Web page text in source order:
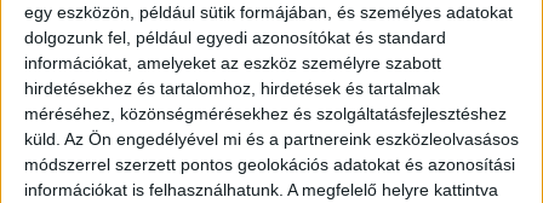
egy eszközön, például sütik formájában, és személyes adatokat
dolgozunk fel, például egyedi azonosítókat és standard
információkat, amelyeket az eszköz személyre szabott
hirdetésekhez és tartalomhoz, hirdetések és tartalmak
méréséhez, közönségmérésekhez és szolgáltatásfejlesztéshez
küld. Az Ön engedélyével mi és a partnereink eszközleolvasásos
módszerrel szerzett pontos geolokációs adatokat és azonosítási
információkat is felhasználhatunk. A megfelelő helyre kattintva
Hoppon maradtak a villanyautós támogatási
program utolsó pályázói